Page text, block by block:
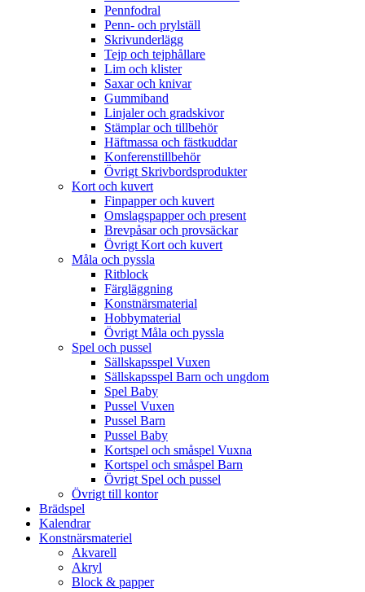
Pennfodral
Penn- och prylställ
Skrivunderlägg
Tejp och tejphållare
Lim och klister
Saxar och knivar
Gummiband
Linjaler och gradskivor
Stämplar och tillbehör
Häftmassa och fästkuddar
Konferenstillbehör
Övrigt Skrivbordsprodukter
Kort och kuvert
Finpapper och kuvert
Omslagspapper och present
Brevpåsar och provsäckar
Övrigt Kort och kuvert
Måla och pyssla
Ritblock
Färgläggning
Konstnärsmaterial
Hobbymaterial
Övrigt Måla och pyssla
Spel och pussel
Sällskapsspel Vuxen
Sällskapsspel Barn och ungdom
Spel Baby
Pussel Vuxen
Pussel Barn
Pussel Baby
Kortspel och småspel Vuxna
Kortspel och småspel Barn
Övrigt Spel och pussel
Övrigt till kontor
Brädspel
Kalendrar
Konstnärsmateriel
Akvarell
Akryl
Block & papper